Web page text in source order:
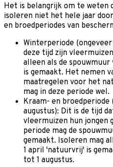
Het is belangrijk om te weten
isoleren niet het hele jaar
en broedperiodes van
Winterperiode
deze tijd zijn
alleen als de
is gemaakt. Het nemen
maatregelen voor het
mag in deze periode wel.
Kraam- en broedperiode
augustus): Dit is de tijd
vleermuizen hun jongen
periode mag de
gemaakt. Isoleren mag
1 april 'natuurvrij' is
tot 1 augustus.